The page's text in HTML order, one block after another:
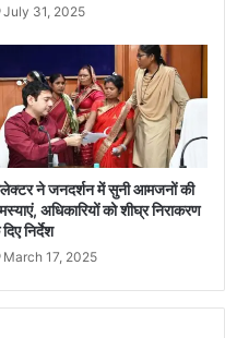
July 31, 2025
ने जनदर्शन में सुनी आमजनों की
अधिकारियों को शीघ्र निराकरण
निर्देश
March 17, 2025